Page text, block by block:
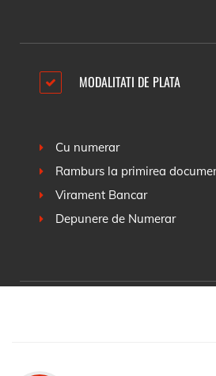
MODALITATI DE PLATA
Cu numerar
Ramburs la primirea
Virament Bancar
Depunere de Numerar